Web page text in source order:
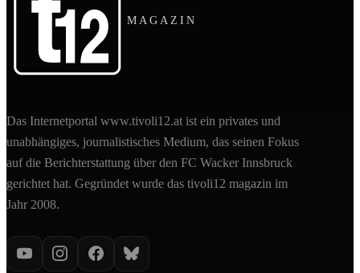
MAGAZIN
Das Internetportal www.tivoli12.at ist ein privates und
unabhängiges, journalistisches Medium, das seinen Fokus
auf die Berichterstattung über den FC Wacker Innsbruck
gerichtet hat. Gegründet wurde das tivoli12 magazin im
Jahr 2008.